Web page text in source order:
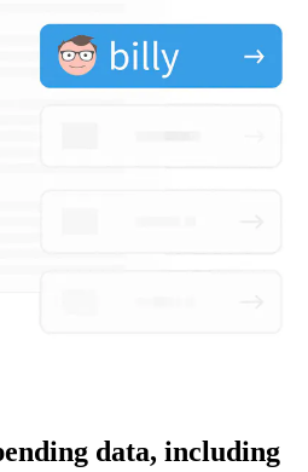
data, including